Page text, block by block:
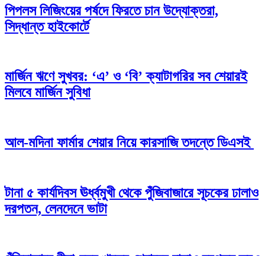
পিপলস লিজিংয়ের পর্ষদে ফিরতে চান উদ্যোক্তরা,
সিদ্ধান্ত হাইকোর্টে
মার্জিন ঋণে সুখবর: ‘এ’ ও ‘বি’ ক্যাটাগরির সব শেয়ারই
মিলবে মার্জিন সুবিধা
আল-মদিনা ফার্মার শেয়ার নিয়ে কারসাজি তদন্তে ডিএসই
টানা ৫ কার্যদিবস ঊর্ধ্বমুখী থেকে পুঁজিবাজারে সূচকের ঢালাও
দরপতন, লেনদেনে ভাটা